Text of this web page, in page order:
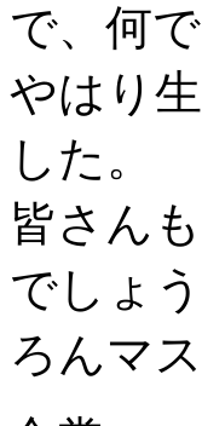
で、何
やはり
した。
皆さん
でしょ
ろんマ